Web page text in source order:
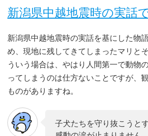
新潟県中越地震時の実話
新潟県中越地震時の実話を基にした物
め、現地に残してきてしまったマリと
ういう場合は、やはり人間第一で動物
ってしまうのは仕方ないことですが、
ものがありますね。
子犬たちを守り抜こうと